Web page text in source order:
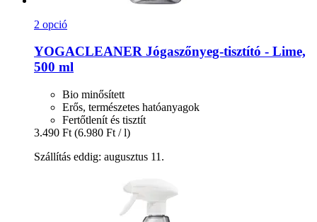
2 opció
YOGACLEANER Jógaszőnyeg-​tisztító -​ Lime,
500 ml
Bio minősített
Erős, természetes hatóanyagok
Fertőtlenít és tisztít
3.490 Ft (6.980 Ft / l)
Szállítás eddig: augusztus 11.